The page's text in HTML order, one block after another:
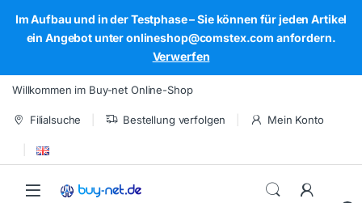
Im Aufbau und in der Testphase – Sie können für jeden Artikel
ein Angebot unter onlineshop@comstex.com anfordern.
Verwerfen
Skip to navigation
Skip to content
Willkommen im Buy-net Online-Shop
Filialsuche Bestellung verfolgen Mein Konto
Open